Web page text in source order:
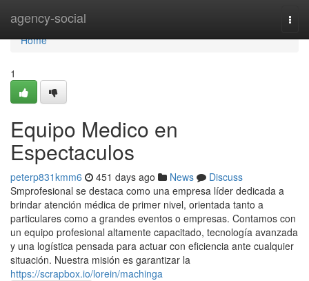
agency-social
Home
Home
1
Equipo Medico en
Espectaculos
peterp831kmm6 451 days ago News
Discuss
Smprofesional se destaca como una empresa líder dedicada a
brindar atención médica de primer nivel, orientada tanto a
particulares como a grandes eventos o empresas. Contamos con
un equipo profesional altamente capacitado, tecnología avanzada
y una logística pensada para actuar con eficiencia ante cualquier
situación. Nuestra misión es garantizar la
https://scrapbox.io/lorein/machinga